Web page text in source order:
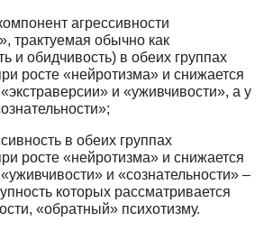
агрессивности
трактуемая обычно как
и обидчивость) в обеих группах
росте «нейротизма» и снижается
и «уживчивости», а у
в обеих группах
росте «нейротизма» и снижается
и «сознательности» –
которых рассматривается
«обратный» психотизму.